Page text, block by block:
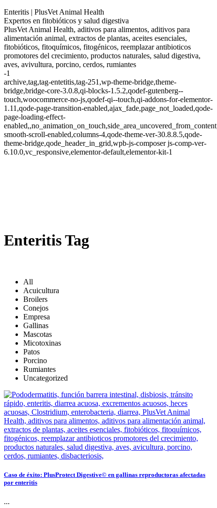
Enteritis | PlusVet Animal Health
Expertos en fitobióticos y salud digestiva
PlusVet Animal Health, aditivos para alimentos, aditivos para
alimentación animal, extractos de plantas, aceites esenciales,
fitobióticos, fitoquímicos, fitogénicos, reemplazar antibioticos
promotores del crecimiento, productos naturales, salud digestiva,
aves, avivultura, porcino, cerdos, rumiantes
-1
archive,tag,tag-entetitis,tag-251,wp-theme-bridge,theme-
bridge,bridge-core-3.0.8,qi-blocks-1.5.2,qodef-gutenberg--
touch,woocommerce-no-js,qodef-qi--touch,qi-addons-for-elementor-
1.11,qode-page-transition-enabled,ajax_fade,page_not_loaded,qode-
page-loading-effect-
smooth-scroll-enabled,columns-4,qode-theme-ver-30.8.8.5,qode-
theme-bridge,qode_header_in_grid,wpb-js-composer js-comp-ver-
6.10.0,vc_responsive,elementor-default,elementor-kit-1
Enteritis Tag
All
Acuicultura
Broilers
Conejos
Empresa
Gallinas
Mascotas
Micotoxinas
Patos
Porcino
Rumiantes
Uncategorized
Caso de éxito: PlusProtect Digestive© en gallinas reproductoras afectadas
por enteritis
...